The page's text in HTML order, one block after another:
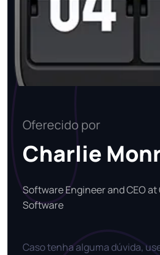
Oferecido por
Charlie
Software Engineer and CEO
Software
Caso tenha alguma dúvida,